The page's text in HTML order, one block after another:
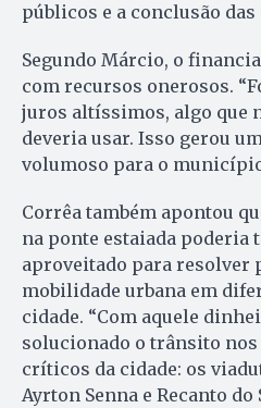
públicos e a conclusão
Segundo Márcio, o
com recursos onerosos.
juros altíssimos, algo que
deveria usar. Isso gerou
volumoso para o
Corrêa também apontou
na ponte estaiada poderia
aproveitado para resolver
mobilidade urbana em
cidade. “Com aquele
solucionado o trânsito
críticos da cidade: os
Ayrton Senna e Recanto do